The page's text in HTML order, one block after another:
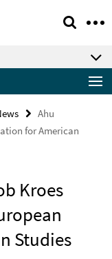
Ahu
for American
Kroes
Studies